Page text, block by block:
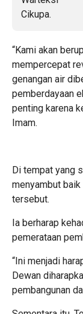
“Kami akan
mempercepat
genangan air
pemberdayaan
penting karena
Imam.
Di tempat yang
menyambut
tersebut.
Ia berharap
pemerataan
“Ini menjadi
Dewan
pembangunan